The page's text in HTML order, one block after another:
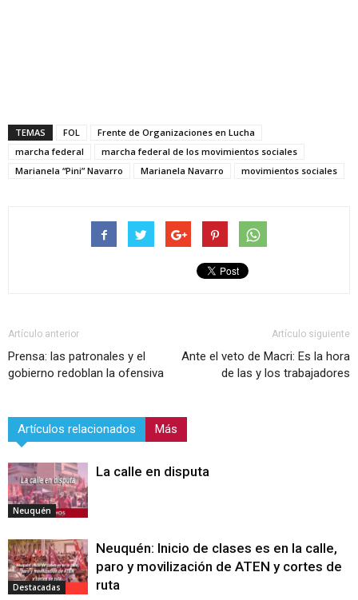
TEMAS FOL
Frente de Organizaciones en Lucha
marcha federal
marcha federal de los movimientos sociales
Marianela “Pini” Navarro
Marianela Navarro movimientos sociales
Artículo anterior
Prensa: las patronales y el
gobierno redoblan la ofensiva
Artículo siguiente
Ante el veto de Macri: Es la hora
de las y los trabajadores
Artículos relacionados Más
Neuquén
La calle en disputa
Destacadas
Neuquén: Inicio de clases es en la calle,
paro y movilización de ATEN y cortes de
ruta